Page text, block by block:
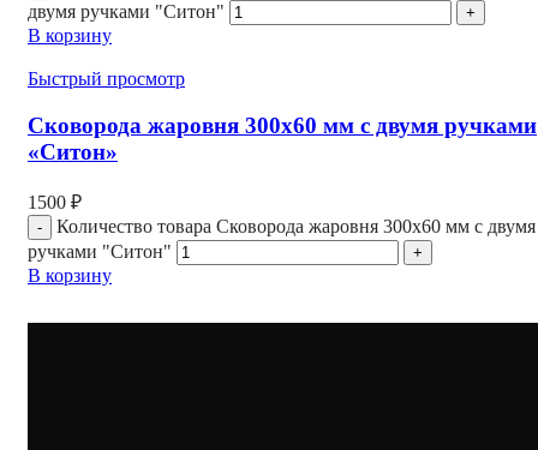
двумя ручками "Ситон"
В корзину
Быстрый просмотр
Сковорода жаровня 300х60 мм с двумя ручками
«Ситон»
1500 ₽
Количество товара Сковорода жаровня 300х60 мм с двумя
ручками "Ситон"
В корзину